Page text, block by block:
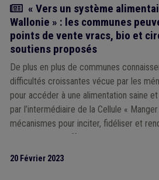
Actualité
« Vers un système
Wallonie » : les communes
points de vente vracs, bio et
soutiens proposés
De plus en plus de communes
difficultés croissantes vécue par les
pour accéder à une alimentation saine
par l’intermédiaire de la Cellule «
mécanismes pour inciter, fidéliser et
grand nombre l’offre des secteurs vrac,
20 Février 2023